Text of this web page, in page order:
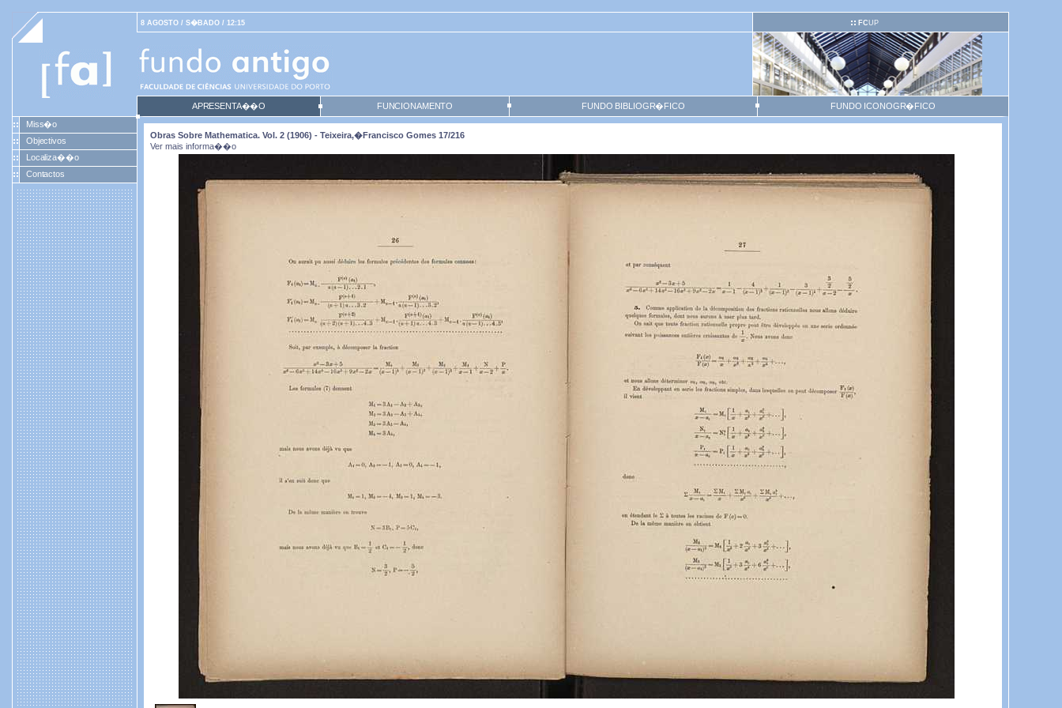
8 AGOSTO / S�BADO / 12:15 FCUP
APRESENTA��O FUNCIONAMENTO FUNDO BIBLIOGR�FICO
FUNDO ICONOGR�FICO
Miss�o
Objectivos
Localiza��o
Contactos
Obras Sobre Mathematica. Vol. 2 (1906) - Teixeira,�Francisco Gomes 17/216
Ver mais informa��o